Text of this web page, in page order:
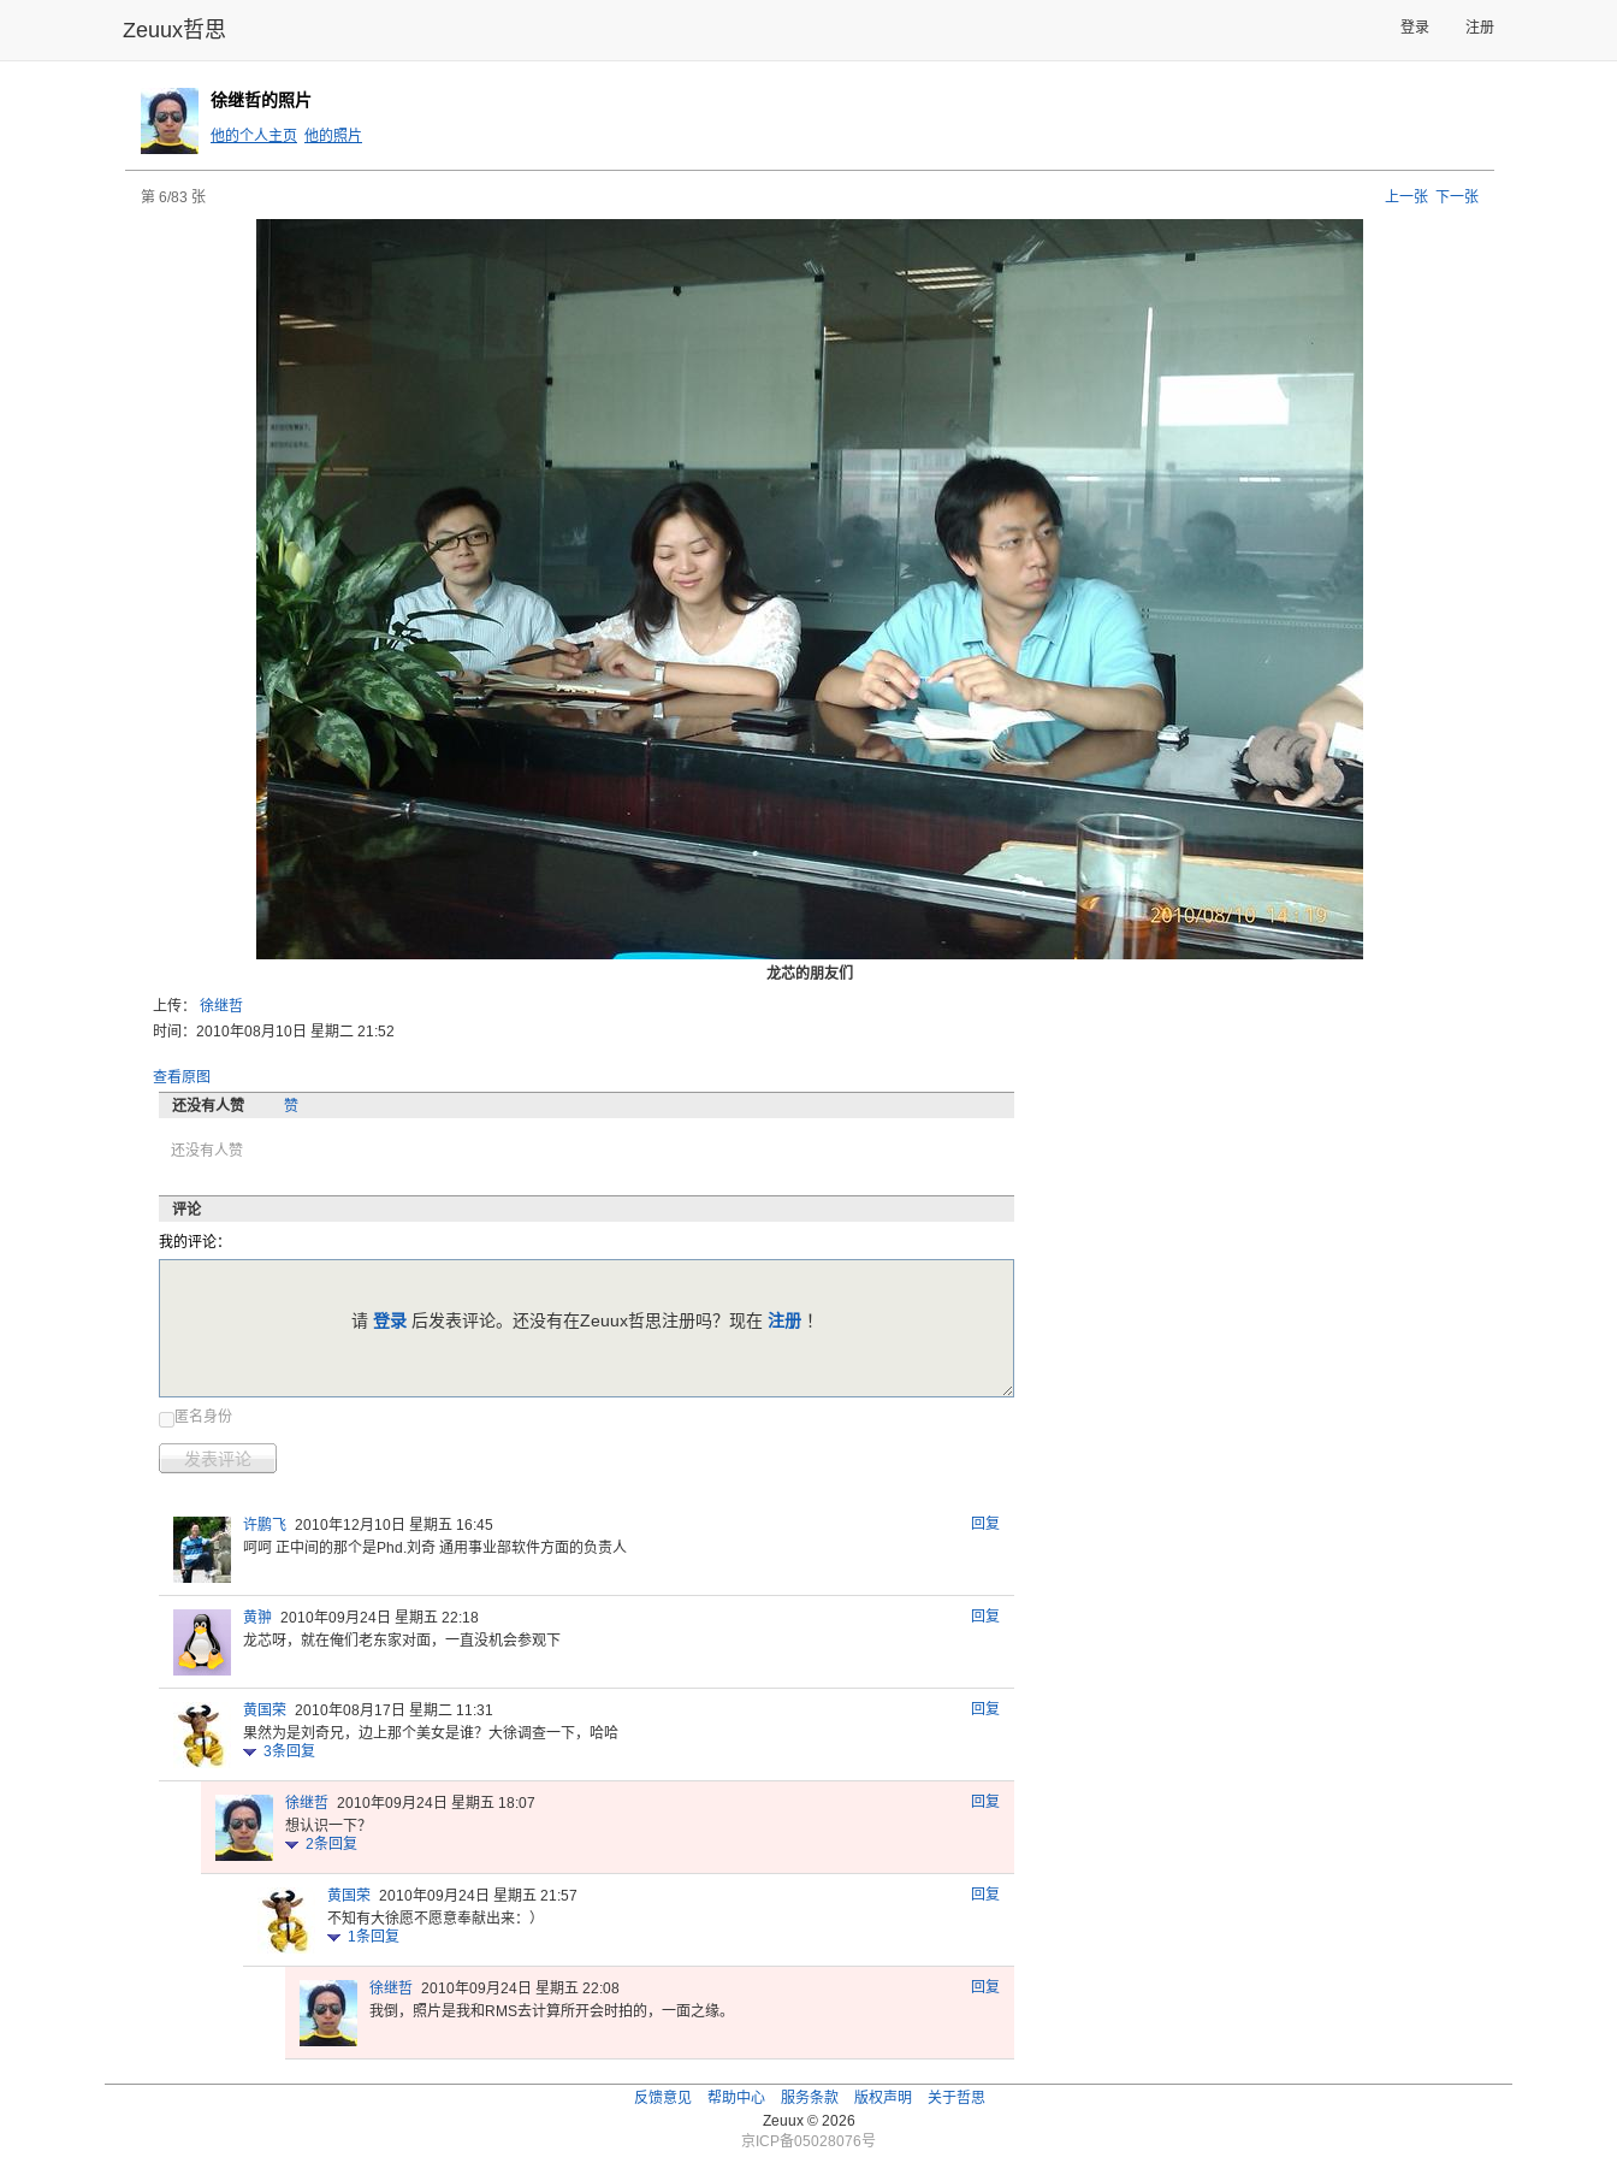
Zeuux哲思 登录 注册
徐继哲的照片
他的个人主页 他的照片
第 6/83 张 上一张 下一张
龙芯的朋友们
上传： 徐继哲
时间：2010年08月10日 星期二 21:52
查看原图
还没有人赞
赞
还没有人赞
评论
我的评论：
匿名身份
发表评论
请 登录后发表评论。还没有在Zeuux哲思注册吗？现在 注册！
回复
许鹏飞 2010年12月10日 星期五 16:45
呵呵 正中间的那个是Phd.刘奇 通用事业部软件方面的负责人
回复
黄翀 2010年09月24日 星期五 22:18
龙芯呀，就在俺们老东家对面，一直没机会参观下
回复
黄国荣 2010年08月17日 星期二 11:31
果然为是刘 奇兄，边上那个美女是谁？大徐调查一下，哈哈
3条回复
回复
徐继哲 2010年09月24日 星期五 18:07
想认识一下？
2条回复
回复
黄国荣 2010年09月24日 星期五 21:57
不知有大徐愿不愿意奉献出来：）
1条回复
回复
徐继哲 2010年09月24日 星期五 22:08
我倒，照片是我和RMS去计算所开会时拍的 ，一面之缘。
反馈意见 帮助中心 服务条款 版权声明
关于哲思
Zeuux © 2026
京ICP备05028076号